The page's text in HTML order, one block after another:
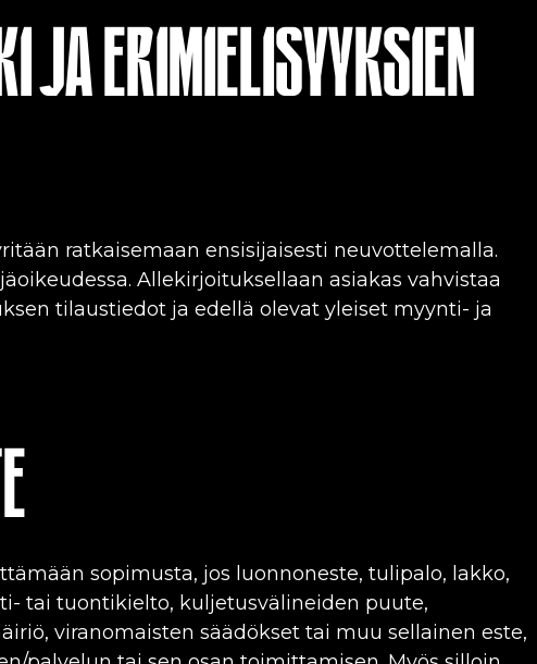
JA ERIMIELISYYKSIEN
ratkaisemaan ensisijaisesti neuvottelemalla.
Allekirjoituksellaan asiakas vahvistaa
tilaustiedot ja edellä olevat yleiset myynti- ja
sopimusta, jos luonnoneste, tulipalo, lakko,
tai tuontikielto, kuljetusvälineiden puute,
viranomaisten säädökset tai muu sellainen este,